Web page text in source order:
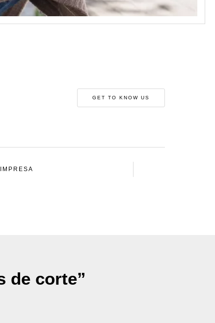
GET TO KNOW US
de corte”